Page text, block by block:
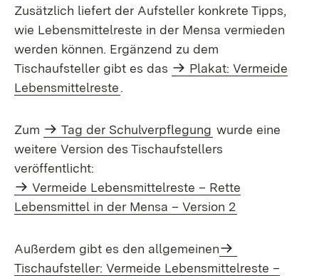
Zusätzlich liefert der Aufsteller konkrete Tipps,
wie Lebensmittelreste in der Mensa vermieden
werden können. Ergänzend zu dem
Tischaufsteller gibt es das
Plakat: Vermeide
Lebensmittelreste.
Zum Tag der Schulverpflegung wurde eine
weitere Version des Tischaufstellers
veröffentlicht:
Vermeide Lebens­mittel­reste – Rette
Lebensmittel in der Mensa – Version 2
Außerdem gibt es den allgemeinen
Tischaufsteller: Vermeide Lebens­mittel­reste –